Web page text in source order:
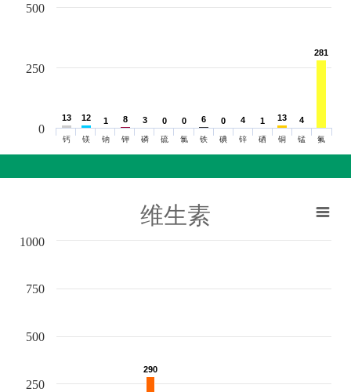
13
13 12
12 1
1 8
8 3
3 0
0 0
0 6
6 0
0 4
4 1
1 13
13 4
4
281
281
钙 镁 钠 钾 磷 硫 氯 铁 碘 锌 硒 铜 锰 氟
0
250
500
维生素
290
290
250
500
750
1000